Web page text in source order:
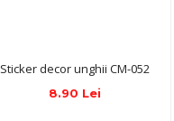
Sticker decor unghii CM-052
8.90 Lei